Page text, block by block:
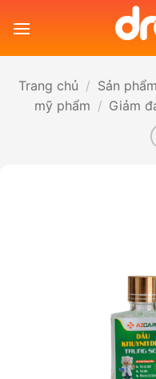
qua
Trang chủ / Sản phẩm
mỹ phẩm / Giảm